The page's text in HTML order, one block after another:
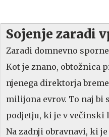
Sojenje zaradi
Zaradi domnevno
Kot je znano, obtožnica
njenega direktorja
milijona evrov. To naj
podjetju, ki je v večinski
Na zadnji obravnavi, ki